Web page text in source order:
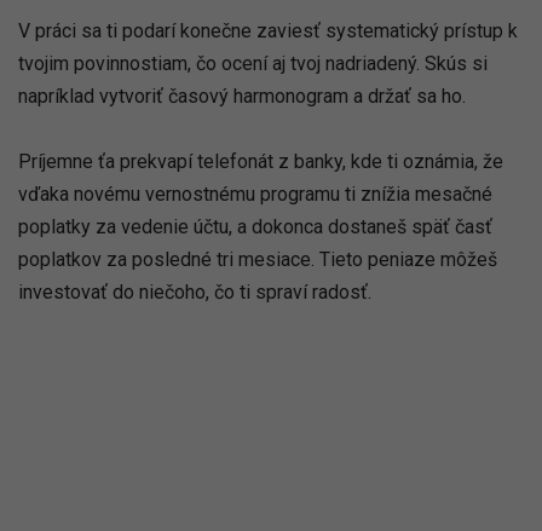
V práci sa ti podarí konečne zaviesť systematický prístup k
tvojim povinnostiam, čo ocení aj tvoj nadriadený. Skús si
napríklad vytvoriť časový harmonogram a držať sa ho.
Príjemne ťa prekvapí telefonát z banky, kde ti oznámia, že
vďaka novému vernostnému programu ti znížia mesačné
poplatky za vedenie účtu, a dokonca dostaneš späť časť
poplatkov za posledné tri mesiace. Tieto peniaze môžeš
investovať do niečoho, čo ti spraví radosť.